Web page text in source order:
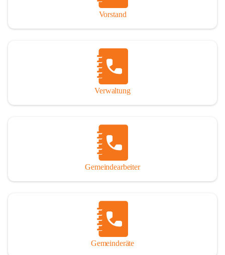
Vorstand
Verwaltung
Gemeindearbeiter
Gemeinderäte